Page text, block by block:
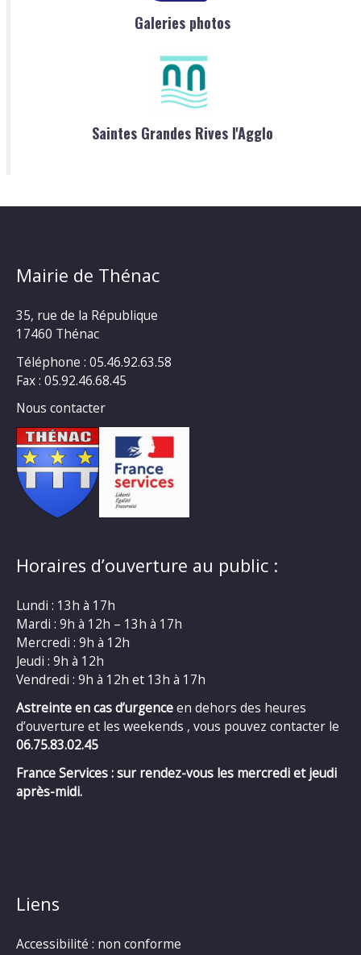
Galeries photos
Saintes Grandes Rives l'Agglo
Mairie de Thénac
35, rue de la République
17460 Thénac
Téléphone : 05.46.92.63.58
Fax : 05.92.46.68.45
Nous contacter
Horaires d’ouverture au public :
Lundi : 13h à 17h
Mardi : 9h à 12h – 13h à 17h
Mercredi : 9h à 12h
Jeudi : 9h à 12h
Vendredi : 9h à 12h et 13h à 17h
Astreinte en cas d’urgenceen dehors des heures
d’ouverture et les weekends , vous pouvez contacter le
06.75.83.02.45
France Services : sur rendez-vous les mercredi et jeudi
après-midi.
Liens
Accessibilité : non conforme